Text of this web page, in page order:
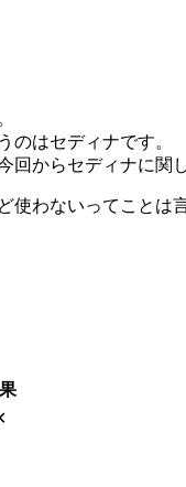
のはセディナです。
からセディナに関
わないってことは